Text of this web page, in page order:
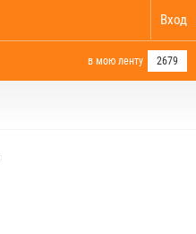
Вход
в мою ленту 2679